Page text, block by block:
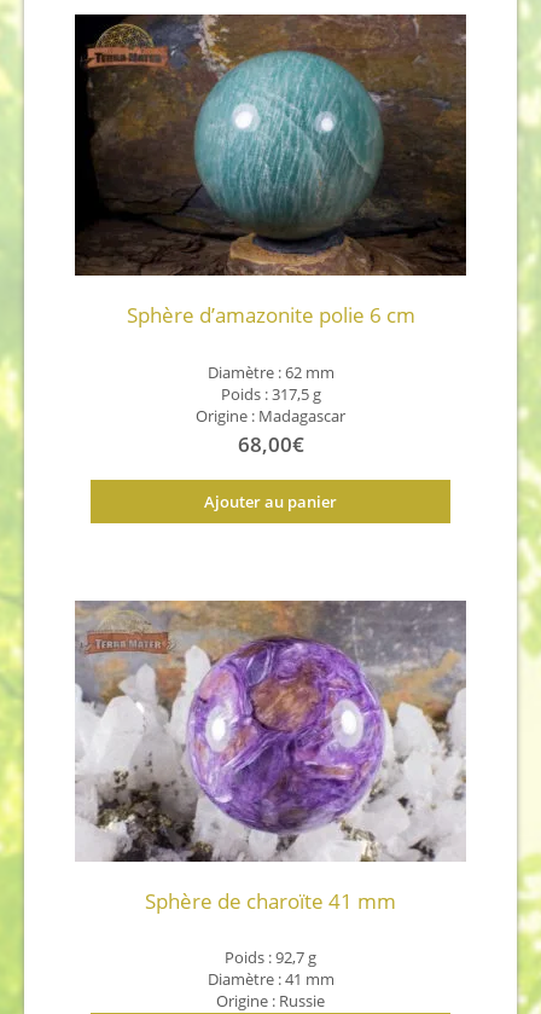
Sphère d’amazonite polie 6 cm
Diamètre : 62 mm
Poids : 317,5 g
Origine : Madagascar
68,00€
Ajouter au panier
Sphère de charoïte 41 mm
Poids : 92,7 g
Diamètre : 41 mm
Origine : Russie